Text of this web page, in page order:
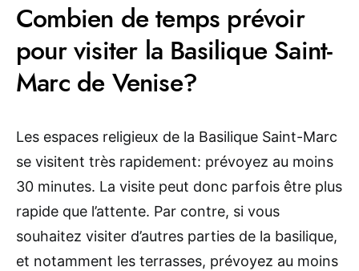
Combien de temps prévoir
pour visiter la Basilique Saint-
Marc de Venise?
Les espaces religieux de la Basilique Saint-Marc
se visitent très rapidement: prévoyez au moins
30 minutes. La visite peut donc parfois être plus
rapide que l’attente. Par contre, si vous
souhaitez visiter d’autres parties de la basilique,
et notamment les terrasses, prévoyez au moins